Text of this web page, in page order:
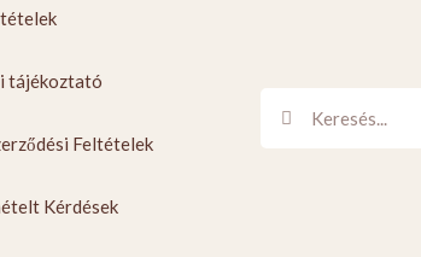
tájékoztató
Feltételek
Kérdések